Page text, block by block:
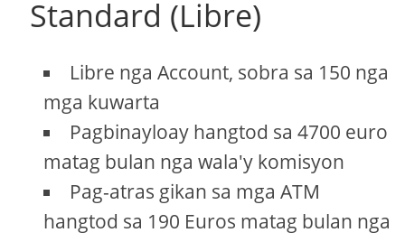
Standard (Libre)
Libre nga Account, sobra sa 150 nga
mga kuwarta
Pagbinayloay hangtod sa 4700 euro
matag bulan nga wala'y komisyon
Pag-atras gikan sa mga ATM
hangtod sa 190 Euros matag bulan nga